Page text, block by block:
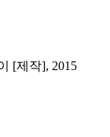
[제작], 2015